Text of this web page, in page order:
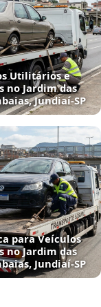
Utilitários e
no Jardim das
Jundiaí‑SP
para Veículos
no Jardim das
Jundiaí‑SP